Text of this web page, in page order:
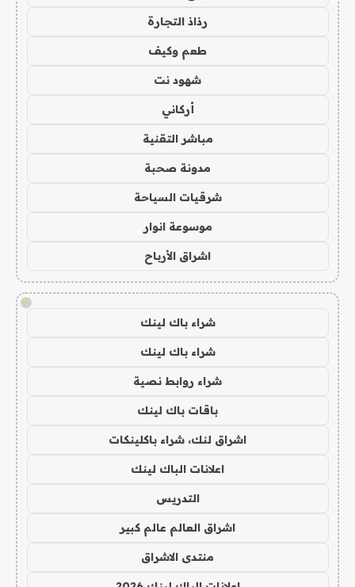
رذاذ التجارة
طعم وكيف
شهود نت
أركاني
مباشر التقنية
مدونة صحبة
شرقيات السياحة
موسوعة انوار
اشراق الأرباح
!
شراء باك لينك
شراء باك لينك
شراء روابط نصية
باقات باك لينك
اشراق لنك، شراء باكلينكات
اعلانات الباك لينك
التدريس
اشراق العالم عالم كبير
منتدى الاشراق